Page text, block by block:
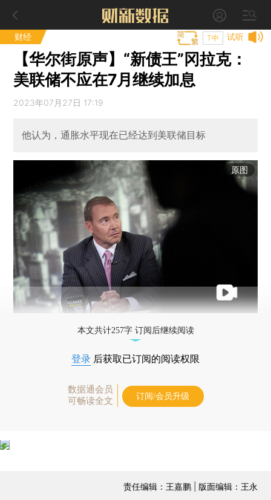
财经 试听
T中
【华尔街原声】“新债王”冈拉克：
美联储不应在7月继续加息
2023年07月27日 17:19
他认为，通胀水平现在已经达到美联储目标
原图
本文共计257字 订阅后继续阅读
登录 后获取已订阅的阅读权限
数据通会员
可畅读全文
订阅/会员升级
责任编辑：王嘉鹏 | 版面编辑：王永